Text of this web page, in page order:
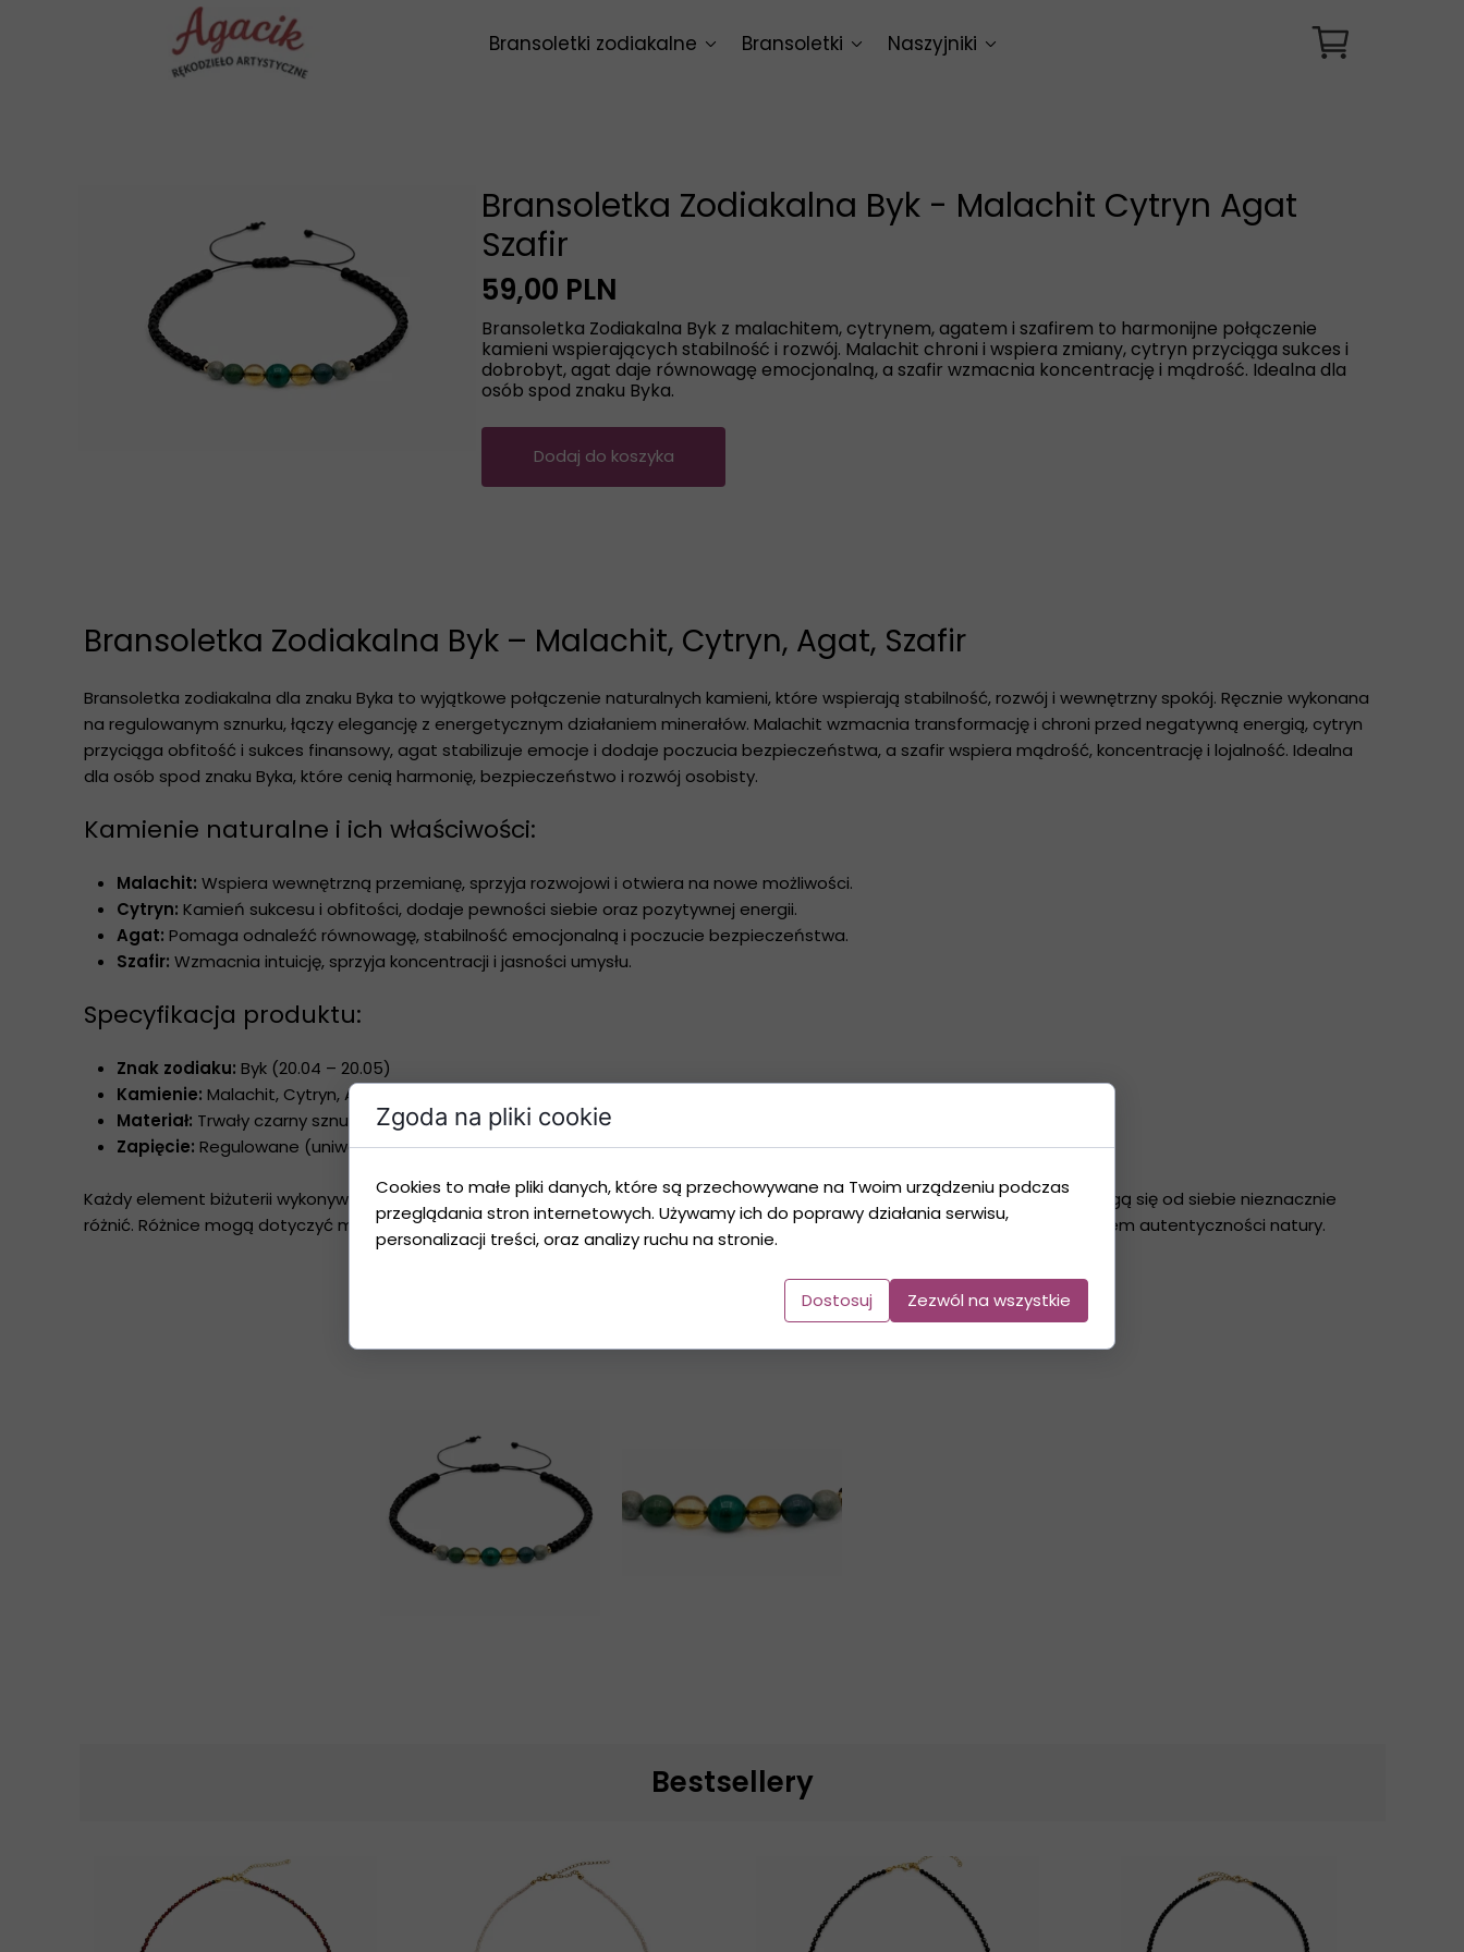
Bransoletki zodiakalne
Rak
Lew
Panna
Waga
Skorpion
Bransoletki
Naszyjniki
Dodaj do koszyka
Bransoletka Zodiakalna Byk z malachitem, cytrynem, agatem i szafirem to harmonijne połączenie
kamieni wspierających stabilność i rozwój. Malachit chroni i wspiera zmiany, cytryn przyciąga sukces i
dobrobyt, agat daje równowagę emocjonalną, a szafir wzmacnia koncentrację i mądrość. Idealna dla
osób spod znaku Byka.
59,00 PLN
Bransoletka Zodiakalna Byk - Malachit Cytryn Agat
Szafir
Bransoletka Zodiakalna Byk – Malachit, Cytryn, Agat, Szafir
Bransoletka zodiakalna dla znaku Byka to wyjątkowe połączenie naturalnych kamieni, które wspierają stabilność, rozwój i wewnętrzny spokój. Ręcznie wykonana
na regulowanym sznurku, łączy elegancję z energetycznym działaniem minerałów. Malachit wzmacnia transformację i chroni przed negatywną energią, cytryn
przyciąga obfitość i sukces finansowy, agat stabilizuje emocje i dodaje poczucia bezpieczeństwa, a szafir wspiera mądrość, koncentrację i lojalność. Idealna
dla osób spod znaku Byka, które cenią harmonię, bezpieczeństwo i rozwój osobisty.
Kamienie naturalne i ich właściwości:
Malachit: Wspiera wewnętrzną przemianę, sprzyja rozwojowi i otwiera na nowe możliwości.
Cytryn: Kamień sukcesu i obfitości, dodaje pewności siebie oraz pozytywnej energii.
Agat: Pomaga odnaleźć równowagę, stabilność emocjonalną i poczucie bezpieczeństwa.
Szafir: Wzmacnia intuicję, sprzyja koncentracji i jasności umysłu.
Specyfikacja produktu:
Znak zodiaku: Byk (20.04 – 20.05)
Kamienie: Malachit, Cytryn, Agat, Szafir
Materiał: Trwały czarny sznurek woskowany
Zapięcie: Regulowane (uniwersalny obwód dopasowujący się do ręki)
Każdy element biżuterii wykonywany jest ręcznie oraz tworzony z naturalnych kamieni, dlatego poszczególne egzemplarze mogą się od siebie nieznacznie
różnić. Różnice mogą dotyczyć m.in. odcienia, struktury lub naturalnych inkluzji kamieni, co jest ich unikalną cechą i potwierdzeniem autentyczności natury.
Galeria Produktu
Bestsellery
Zgoda na pliki cookie
Cookies to małe pliki danych, które są przechowywane na Twoim urządzeniu podczas
przeglądania stron internetowych. Używamy ich do poprawy działania serwisu,
personalizacji treści, oraz analizy ruchu na stronie.
Dostosuj Zezwól na wszystkie